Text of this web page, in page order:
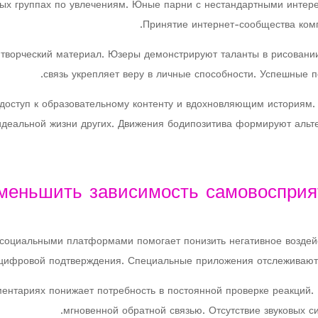
группах по увлечениям. Юные парни с нестандартными
Принятие интернет-сообщества
материал. Юзеры демонстрируют таланты в
связь укрепляет веру в личные способности. Успешные
к образовательному контенту и вдохновляющим
жизни других. Движения бодипозитива формируют
зависимость
платформами помогает понизить негативное
подтверждения. Специальные приложения
понижает потребность в постоянной проверке
мгновенной обратной связью. Отсутствие звуковых